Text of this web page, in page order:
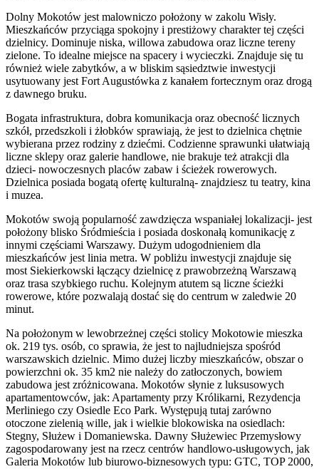
Dolny Mokotów jest malowniczo położony w zakolu Wisły.
Mieszkańców przyciąga spokojny i prestiżowy charakter tej części
dzielnicy. Dominuje niska, willowa zabudowa oraz liczne tereny
zielone. To idealne miejsce na spacery i wycieczki. Znajduje się tu
również wiele zabytków, a w bliskim sąsiedztwie inwestycji
usytuowany jest Fort Augustówka z kanałem fortecznym oraz drogą
z dawnego bruku.
Bogata infrastruktura, dobra komunikacja oraz obecność licznych
szkół, przedszkoli i żłobków sprawiają, że jest to dzielnica chętnie
wybierana przez rodziny z dziećmi. Codzienne sprawunki ułatwiają
liczne sklepy oraz galerie handlowe, nie brakuje też atrakcji dla
dzieci- nowoczesnych placów zabaw i ścieżek rowerowych.
Dzielnica posiada bogatą ofertę kulturalną- znajdziesz tu teatry, kina
i muzea.
Mokotów swoją popularność zawdzięcza wspaniałej lokalizacji- jest
położony blisko Śródmieścia i posiada doskonałą komunikację z
innymi częściami Warszawy. Dużym udogodnieniem dla
mieszkańców jest linia metra. W pobliżu inwestycji znajduje się
most Siekierkowski łączący dzielnicę z prawobrzeżną Warszawą
oraz trasa szybkiego ruchu. Kolejnym atutem są liczne ścieżki
rowerowe, które pozwalają dostać się do centrum w zaledwie 20
minut.
Na położonym w lewobrzeżnej części stolicy Mokotowie mieszka
ok. 219 tys. osób, co sprawia, że jest to najludniejsza spośród
warszawskich dzielnic. Mimo dużej liczby mieszkańców, obszar o
powierzchni ok. 35 km2 nie należy do zatłoczonych, bowiem
zabudowa jest zróżnicowana. Mokotów słynie z luksusowych
apartamentowców, jak: Apartamenty przy Królikarni, Rezydencja
Merliniego czy Osiedle Eco Park. Występują tutaj zarówno
otoczone zielenią wille, jak i wielkie blokowiska na osiedlach:
Stegny, Służew i Domaniewska. Dawny Służewiec Przemysłowy
zagospodarowany jest na rzecz centrów handlowo-usługowych, jak
Galeria Mokotów lub biurowo-biznesowych typu: GTC, TOP 2000,